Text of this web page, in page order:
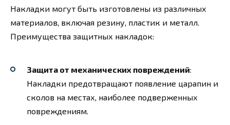
Накладки могут быть изготовлены из различных
материалов, включая резину, пластик и металл.
Преимущества защитных накладок:
Защита от механических повреждений:
Накладки предотвращают появление царапин и
сколов на местах, наиболее подверженных
повреждениям.